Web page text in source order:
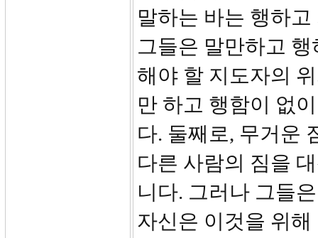
말하는 바는 행하
그들은 말만하고
해야 할 지도자의
만 하고 행함이 없
다. 둘째로, 무거운
다른 사람의 짐을
니다. 그러나 그들
자신은 이것을 위